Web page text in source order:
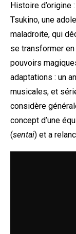
Histoire d’origine
Tsukino, une
maladroite, qui
se transformer
pouvoirs
adaptations : un
musicales, et
considère
concept d’une
(sentai) et a